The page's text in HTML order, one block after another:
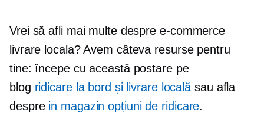
Vrei să afli mai multe despre e-commerce
livrare locala? Avem câteva resurse pentru
tine: începe cu această postare pe
blog ridicare la bord și livrare locală sau afla
despre in magazin opțiuni de ridicare.